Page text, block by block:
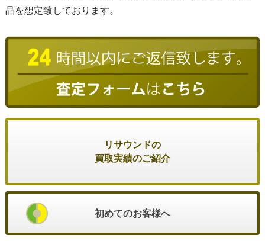
品を想定致しております。
リサウンドの
買取実績のご紹介
初めてのお客様へ